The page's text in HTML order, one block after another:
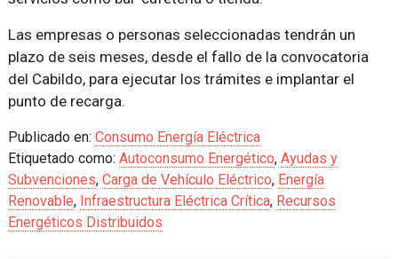
Las empresas o personas seleccionadas tendrán un
plazo de seis meses, desde el fallo de la convocatoria
del Cabildo, para ejecutar los trámites e implantar el
punto de recarga.
Publicado en: Consumo Energía Eléctrica
Etiquetado como: Autoconsumo Energético, Ayudas y
Subvenciones, Carga de Vehículo Eléctrico, Energía
Renovable, Infraestructura Eléctrica Crítica, Recursos
Energéticos Distribuidos